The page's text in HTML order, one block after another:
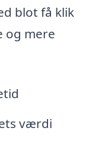
blot få klik
og mere
værdi